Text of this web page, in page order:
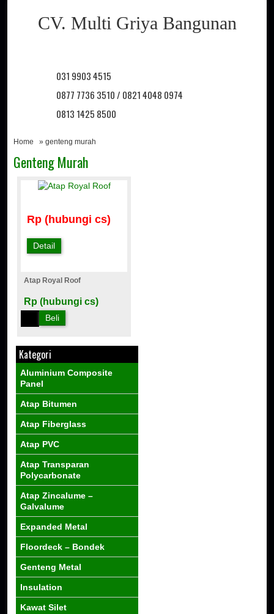
CV. Multi Griya Bangunan
031 9903 4515
0877 7736 3510 / 0821 4048 0974
0813 1425 8500
Home » genteng murah
Genteng Murah
Rp (hubungi cs)
Detail
Atap Royal Roof
Rp (hubungi cs)
Beli
Kategori
Aluminium Composite
Panel
Atap Bitumen
Atap Fiberglass
Atap PVC
Atap Transparan
Polycarbonate
Atap Zincalume –
Galvalume
Expanded Metal
Floordeck – Bondek
Genteng Metal
Insulation
Kawat Silet